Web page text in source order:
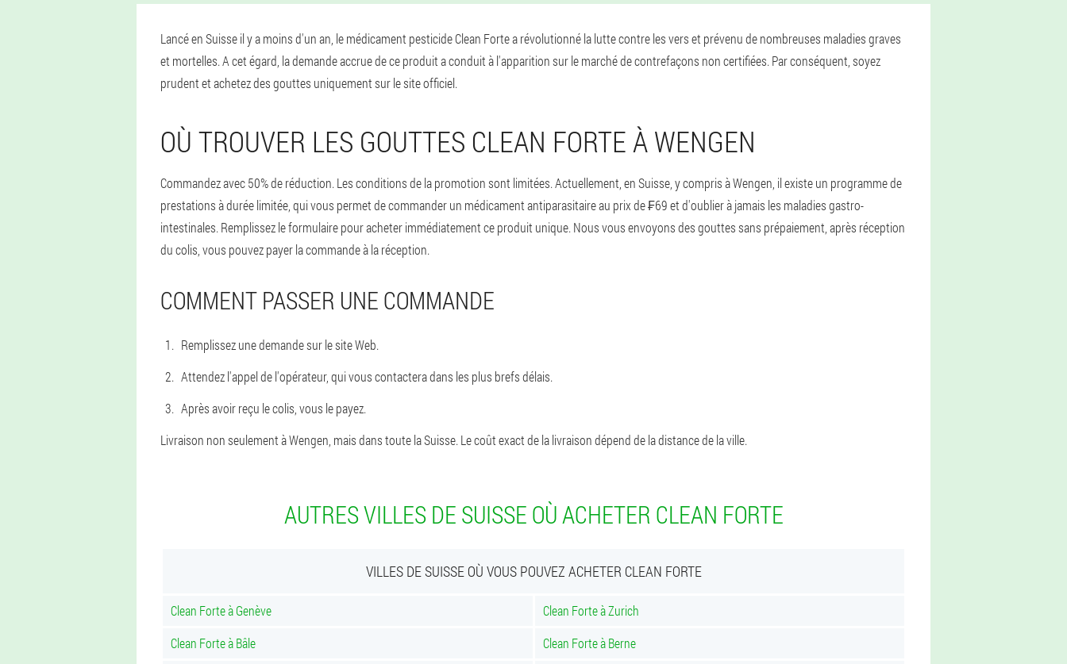
Lancé en Suisse il y a moins d'un an, le médicament pesticide Clean Forte a révolutionné la lutte contre les vers et prévenu de nombreuses maladies graves
et mortelles. A cet égard, la demande accrue de ce produit a conduit à l'apparition sur le marché de contrefaçons non certifiées. Par conséquent, soyez
prudent et achetez des gouttes uniquement sur le site officiel.
OÙ TROUVER LES GOUTTES CLEAN FORTE À WENGEN
Commandez avec 50% de réduction. Les conditions de la promotion sont limitées. Actuellement, en Suisse, y compris à Wengen, il existe un programme de
prestations à durée limitée, qui vous permet de commander un médicament antiparasitaire au prix de ₣69 et d'oublier à jamais les maladies gastro-
intestinales. Remplissez le formulaire pour acheter immédiatement ce produit unique. Nous vous envoyons des gouttes sans prépaiement, après réception
du colis, vous pouvez payer la commande à la réception.
COMMENT PASSER UNE COMMANDE
Remplissez une demande sur le site Web.
Attendez l'appel de l'opérateur, qui vous contactera dans les plus brefs délais.
Après avoir reçu le colis, vous le payez.
Livraison non seulement à Wengen, mais dans toute la Suisse. Le coût exact de la livraison dépend de la distance de la ville.
AUTRES VILLES DE SUISSE OÙ ACHETER CLEAN FORTE
VILLES DE SUISSE OÙ VOUS POUVEZ ACHETER CLEAN FORTE
Clean Forte à Genève
Clean Forte à Zurich
Clean Forte à Bâle
Clean Forte à Berne